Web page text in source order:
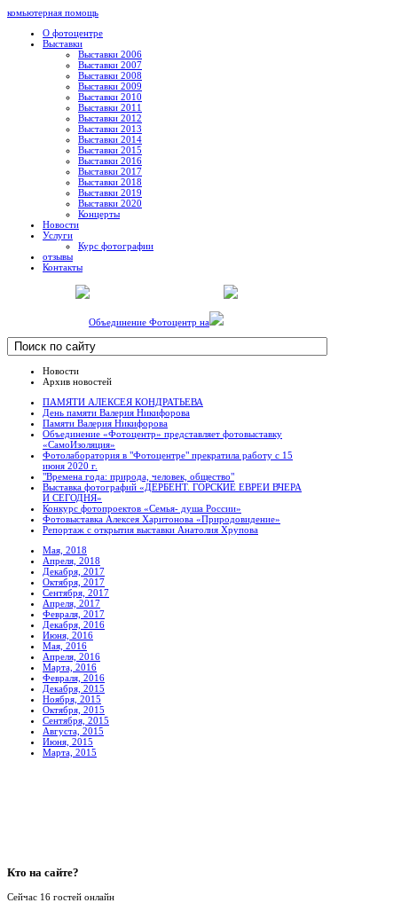
комьютерная помощь
О фотоцентре
Выставки
Выставки 2006
Выставки 2007
Выставки 2008
Выставки 2009
Выставки 2010
Выставки 2011
Выставки 2012
Выставки 2013
Выставки 2014
Выставки 2015
Выставки 2016
Выставки 2017
Выставки 2018
Выставки 2019
Выставки 2020
Концерты
Новости
Услуги
Курс фотографии
отзывы
Контакты
Объединение Фотоцентр на
Новости
Архив новостей
ПАМЯТИ АЛЕКСЕЯ КОНДРАТЬЕВА
День памяти Валерия Никифорова
Памяти Валерия Никифорова
Объединение «Фотоцентр» представляет фотовыставку
«СамоИзоляция»
Фотолаборатория в "Фотоцентре" прекратила работу с 15
июня 2020 г.
"Времена года: природа, человек, общество"
Выставка фотографий «ДЕРБЕНТ. ГОРСКИЕ ЕВРЕИ ВЧЕРА
И СЕГОДНЯ»
Конкурс фотопроектов «Семья- душа России»
Фотовыставка Алексея Харитонова «Природовидение»
Репортаж с открытия выставки Анатолия Хрупова
Мая, 2018
Апреля, 2018
Декабря, 2017
Октября, 2017
Сентября, 2017
Апреля, 2017
Февраля, 2017
Декабря, 2016
Июня, 2016
Мая, 2016
Апреля, 2016
Марта, 2016
Февраля, 2016
Декабря, 2015
Ноября, 2015
Октября, 2015
Сентября, 2015
Августа, 2015
Июня, 2015
Марта, 2015
Кто на сайте?
Сейчас 16 гостей онлайн